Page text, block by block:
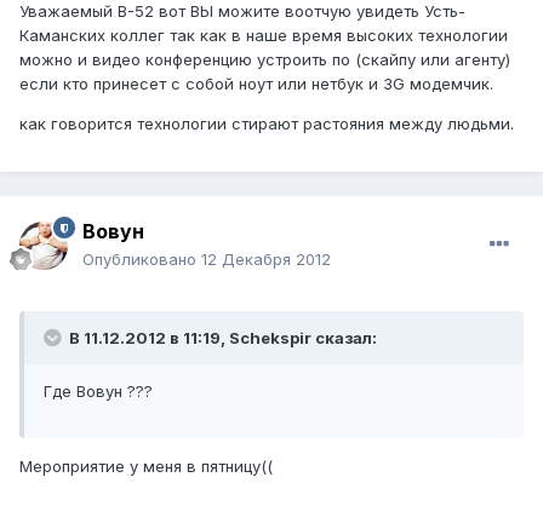
Уважаемый B-52 вот ВЫ можите воотчую увидеть Усть-
Каманских коллег так как в наше время высоких технологии
можно и видео конференцию устроить по (скайпу или агенту)
если кто принесет с собой ноут или нетбук и 3G модемчик.
как говорится технологии стирают растояния между людьми.
Вовун
Опубликовано 12 Декабря 2012
В 11.12.2012 в 11:19, Schekspir сказал:
Где Вовун ???
Мероприятие у меня в пятницу((